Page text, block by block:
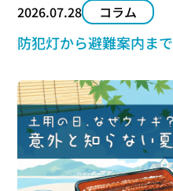
2026.07.28 コラム
防犯灯から避難案内まで